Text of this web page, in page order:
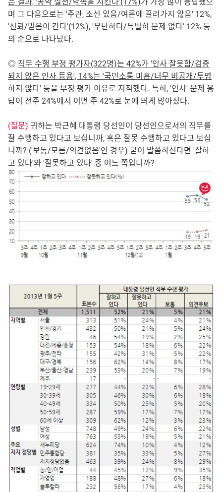
며 그 다음으로는 '주관, 소신 있음/여론에 끌려가지 않음' 12%,
'신뢰/믿음이 간다'(12%), '무난하다/특별히 문제 없다' 12% 등
의 순으로 나타났다.
◎ 직무 수행 부정 평가자(322명)는 42%가 '인사 잘못함/검증
되지 않은 인사 등용', 14%는 '국민소통 미흡/너무 비공개/투명
하지 않다' 등을 부정 평가 이유로 지적했다. 특히, '인사' 문제 응
답이 전주 24%에서 이번 주 42%로 눈에 띄게 많아졌다.
(질문) 귀하는 박근혜 대통령 당선인이 당선인으로서의 직무를
잘 수행하고 있다고 보십니까, 혹은 잘못 수행하고 있다고 보십
니까? ('보통/모름/의견없음'인 경우) 굳이 말씀하신다면 '잘하
고 있다'와 '잘못하고 있다' 중 어느 쪽입니까?